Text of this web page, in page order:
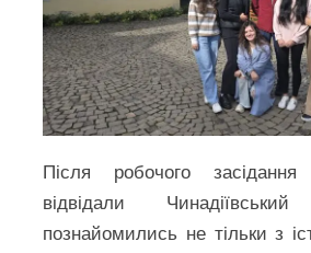
Після робочого
відвідали
познайомились не тільки з